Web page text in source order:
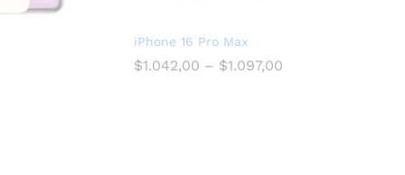
iPhone 16 Pro Max
$1.042,00 – $1.097,00